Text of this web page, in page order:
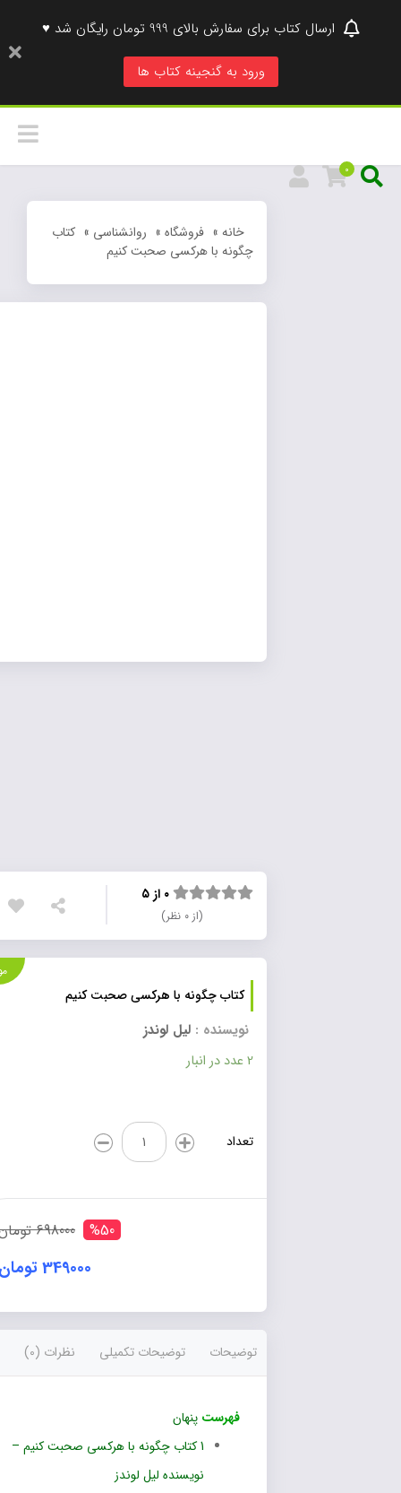
ارسال کتاب برای سفارش بالای 999 تومان رایگان شد ♥
ورود به گنجینه کتاب ها
فروشگاه » روانشناسی» کتاب
چگونه با هرکسی صحبت کنیم
۰ از ۵
کتاب چگونه با هرکسی صحبت کنیم
موجود
نویسنده :لیل لوندز
کتاب
چگونه
صحبت
698000 تومان
349000 تومان
توضیحات توضیحات تکمیلی نظرات (0)
پنهان
کتاب چگونه با هرکسی صحبت کنیم –
نویسنده لیل لوندز